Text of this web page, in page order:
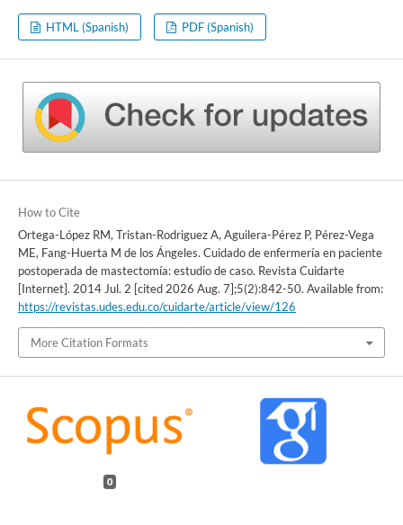
HTML (Spanish) PDF (Spanish)
How to Cite
Ortega-López RM, Tristan-Rodriguez A, Aguilera-Pérez P, Pérez-Vega
ME, Fang-Huerta M de los Ángeles. Cuidado de enfermería en paciente
postoperada de mastectomía: estudio de caso. Revista Cuidarte
[Internet]. 2014 Jul. 2 [cited 2026 Aug. 7];5(2):842-50. Available from:
https://revistas.udes.edu.co/cuidarte/article/view/126
More Citation Formats
0